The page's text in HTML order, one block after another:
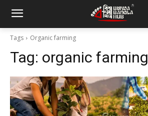
Tags Organic farming
Tag: organic farming